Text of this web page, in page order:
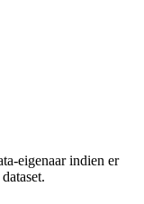
eigenaar indien er